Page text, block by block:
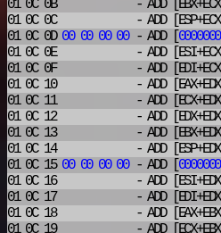
01 0C 0B
- ADD
01 0C 0C
- ADD
01 0C 0D 00 00 00 00- ADD[
01 0C 0E
- ADD
01 0C 0F
- ADD
01 0C 10
- ADD
01 0C 11
- ADD
01 0C 12
- ADD
01 0C 13
- ADD
01 0C 14
- ADD
01 0C 15 00 00 00 00- ADD[
01 0C 16
- ADD
01 0C 17
- ADD
01 0C 18
- ADD
01 0C 19
- ADD